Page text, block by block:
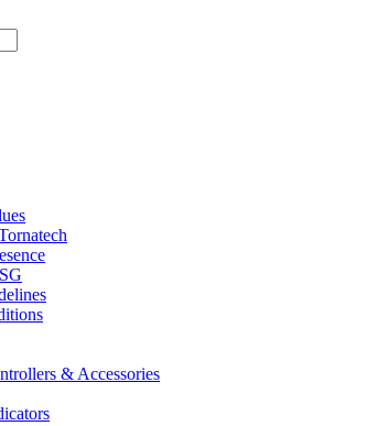
& Accessories